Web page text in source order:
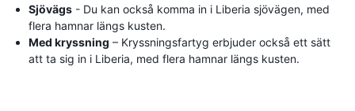
Sjövägs - Du kan också komma in i Liberia sjövägen, med
flera hamnar längs kusten.
Med kryssning – Kryssningsfartyg erbjuder också ett sätt
att ta sig in i Liberia, med flera hamnar längs kusten.